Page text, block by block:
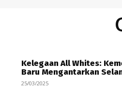
Kelegaan All Whites:
Baru Mengantarkan
25/03/2025